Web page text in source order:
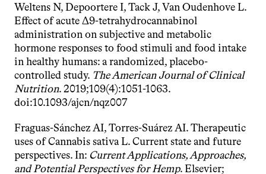
Weltens N, Depoortere I, Tack J, Van Oudenhove L.
Effect of acute Δ9-tetrahydrocannabinol
administration on subjective and metabolic
hormone responses to food stimuli and food intake
in healthy humans: a randomized, placebo-
controlled study. The American Journal of Clinical
Nutrition. 2019;109(4):1051-1063.
doi:10.1093/ajcn/nqz007
Fraguas-Sánchez AI, Torres-Suárez AI. Therapeutic
uses of Cannabis sativa L. Current state and future
perspectives. In: Current Applications, Approaches,
and Potential Perspectives for Hemp. Elsevier;